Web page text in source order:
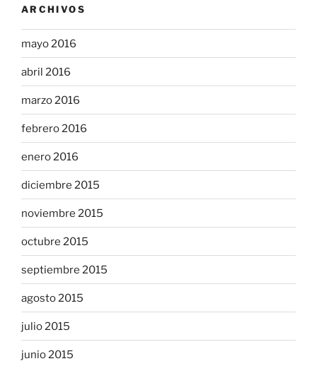
ARCHIVOS
mayo 2016
abril 2016
marzo 2016
febrero 2016
enero 2016
diciembre 2015
noviembre 2015
octubre 2015
septiembre 2015
agosto 2015
julio 2015
junio 2015